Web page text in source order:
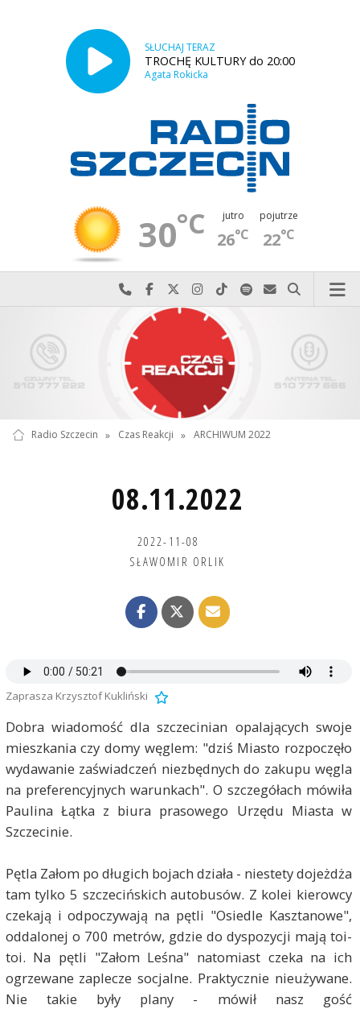
SŁUCHAJ TERAZ
TROCHĘ KULTURY do 20:00
Agata Rokicka
30°C jutro
26°C
pojutrze
22°C
Najlepiej po prostu do nas zadzwoń
Odwiedź nas na Facebook-u
Odwiedź nas na X
Odwiedź nas na Instagram-ie
Odwiedź nas na TikTok-u
Szukaj nas na Spotify
Wyślij do nas
Szukaj
Radio Szczecin » Czas Reakcji » ARCHIWUM 2022
08.11.2022
2022-11-08
SŁAWOMIR ORLIK
Zaprasza Krzysztof Kukliński
Dobra wiadomość dla szczecinian opalających swoje
mieszkania czy domy węglem: "dziś Miasto rozpoczęło
wydawanie zaświadczeń niezbędnych do zakupu węgla
na preferencyjnych warunkach". O szczegółach mówiła
Paulina Łątka z biura prasowego Urzędu Miasta w
Szczecinie.
Pętla Załom po długich bojach działa - niestety dojeżdża
tam tylko 5 szczecińskich autobusów. Z kolei kierowcy
czekają i odpoczywają na pętli "Osiedle Kasztanowe",
oddalonej o 700 metrów, gdzie do dyspozycji mają toi-
toi. Na pętli "Załom Leśna" natomiast czeka na ich
ogrzewane zaplecze socjalne. Praktycznie nieużywane.
Nie takie były plany - mówił nasz gość